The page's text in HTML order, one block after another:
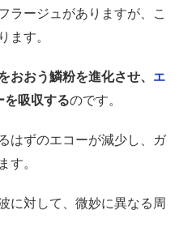
ラージュがありますが、こ
ます。
おおう鱗粉を進化させ、 エ
を吸収するのです。
はずのエコーが減少し、ガ
す。
に対して、微妙に異なる周